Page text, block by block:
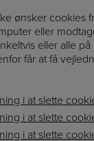
ønsker cookies
eller
eller alle
får at få
i at slette
i at slette
i at slette